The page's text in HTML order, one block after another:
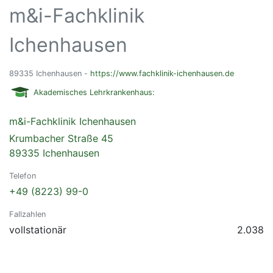
m&i-Fachklinik
Ichenhausen
89335 Ichenhausen - https://www.fachklinik-ichenhausen.de
Akademisches Lehrkrankenhaus:
m&i-Fachklinik Ichenhausen
Krumbacher Straße 45
89335 Ichenhausen
Telefon
+49 (8223) 99-0
Fallzahlen
vollstationär 2.038